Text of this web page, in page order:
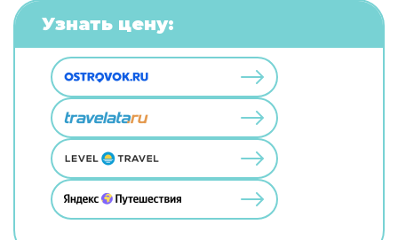
Узнать цену: